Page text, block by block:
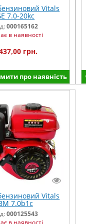
Vitals
7.0-20kc
000165162
в наявності
грн.
про наявність
Vitals
7.0b1с
000125543
в наявності